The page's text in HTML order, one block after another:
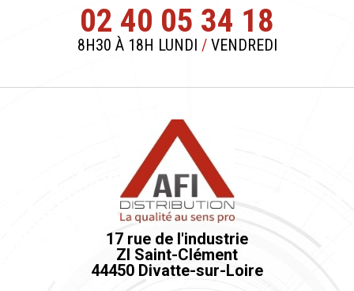
02 40 05 34 18
8H30 À 18H LUNDI /VENDREDI
17 rue de l'industrie
ZI Saint-Clément
44450 Divatte-sur-Loire